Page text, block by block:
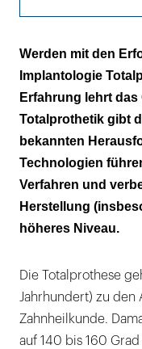
Die kritische
erreicht
im Mund
Literatur:
Werden mit den
Implantologie
Erfahrung lehrt das
Totalprothetik gibt
bekannten
Technologien
Verfahren und
Herstellung
höheres Niveau.
Die Totalprothese
Jahrhundert) zu
Zahnheilkunde.
auf 140 bis 160